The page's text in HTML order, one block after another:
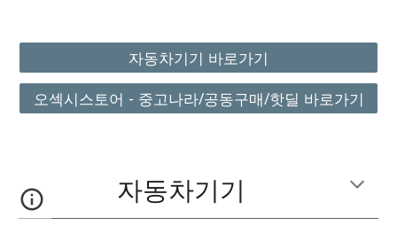
자동차기기 바로가기
오섹시스토어 - 중고나라/공동구매/핫딜 바로가기
자동차기기